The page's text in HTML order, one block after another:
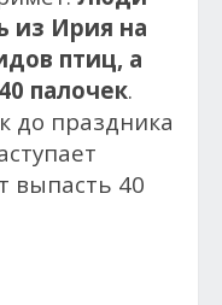
из Ирия на
птиц, а
палочек.
до праздника
выпасть 40